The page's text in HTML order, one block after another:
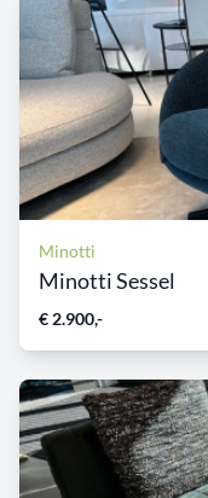
Minotti
Minotti Sessel
€ 2.900,-